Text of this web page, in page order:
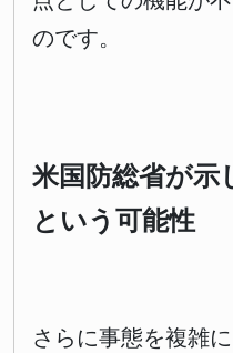
のです。
米国防総省が示
という可能性
さらに事態を複雑